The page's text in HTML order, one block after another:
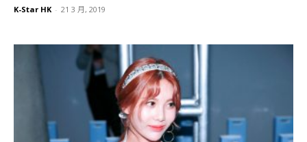
K-Star HK - 21 3 月, 2019